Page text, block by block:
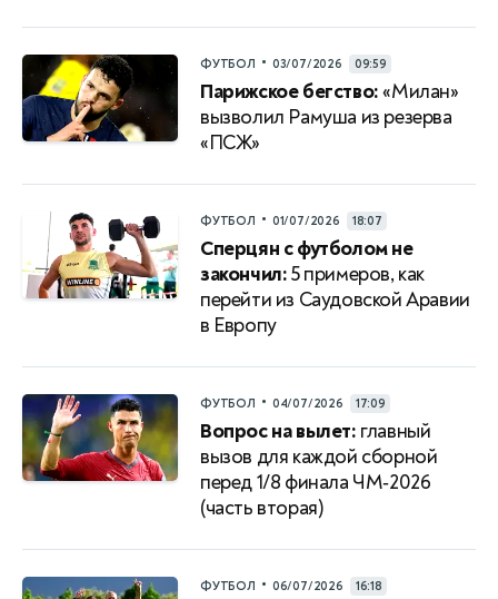
ФУТБОЛ • 03/07/2026 09:59
Парижское бегство:«Милан»
вызволил Рамуша из резерва
«ПСЖ»
ФУТБОЛ • 01/07/2026 18:07
Сперцян с футболом не
закончил:5 примеров, как
перейти из Саудовской Аравии
в Европу
ФУТБОЛ • 04/07/2026 17:09
Вопрос на вылет: главный
вызов для каждой сборной
перед 1/8 финала ЧМ‑2026
(часть вторая)
ФУТБОЛ • 06/07/2026 16:18